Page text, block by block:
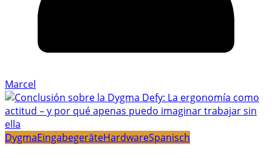
Marcel
DygmaEingabegeräteHardwareSpanisch